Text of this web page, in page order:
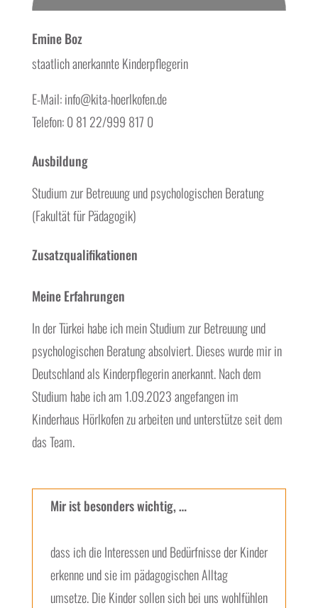
Emine Boz
staatlich anerkannte Kinderpflegerin
E-Mail: info@kita-hoerlkofen.de
Telefon: 0 81 22/999 817 0
Ausbildung
Studium zur Betreuung und psychologischen Beratung
(Fakultät für Pädagogik)
Zusatzqualifikationen
Meine Erfahrungen
In der Türkei habe ich mein Studium zur Betreuung und
psychologischen Beratung absolviert. Dieses wurde mir in
Deutschland als Kinderpflegerin anerkannt. Nach dem
Studium habe ich am 1.09.2023 angefangen im
Kinderhaus Hörlkofen zu arbeiten und unterstütze seit dem
das Team.
Mir ist besonders wichtig, …
dass ich die Interessen und Bedürfnisse der Kinder
erkenne und sie im pädagogischen Alltag
umsetze. Die Kinder sollen sich bei uns wohlfühlen